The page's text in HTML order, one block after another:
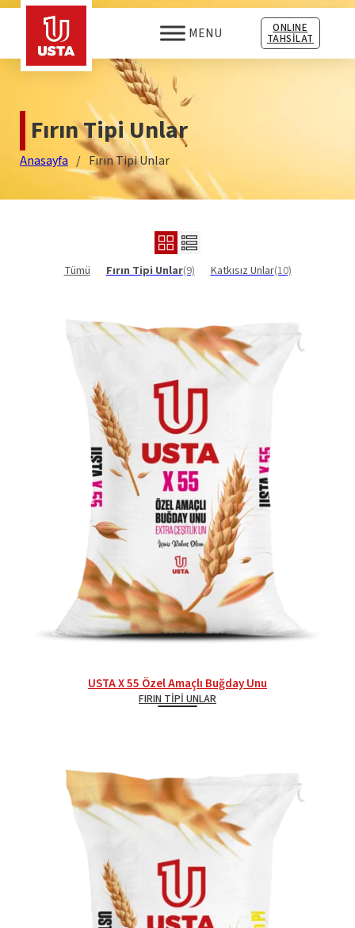
MENU ONLINE
TAHSİLAT
Fırın Tipi Unlar
Anasayfa / Fırın Tipi Unlar
Tümü Fırın Tipi Unlar(9) Katkısız Unlar(10)
USTA X 55 Özel Amaçlı Buğday Unu
FIRIN TIPI UNLAR